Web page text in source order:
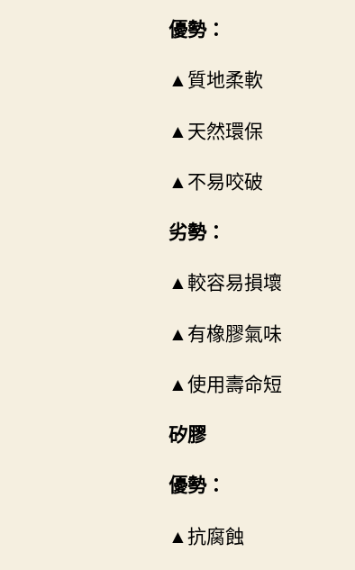
優勢：
▲質地柔軟
▲天然環保
▲不易咬破
劣勢：
▲較容易損壞
▲有橡膠氣味
▲使用壽命短
矽膠
優勢：
▲抗腐蝕